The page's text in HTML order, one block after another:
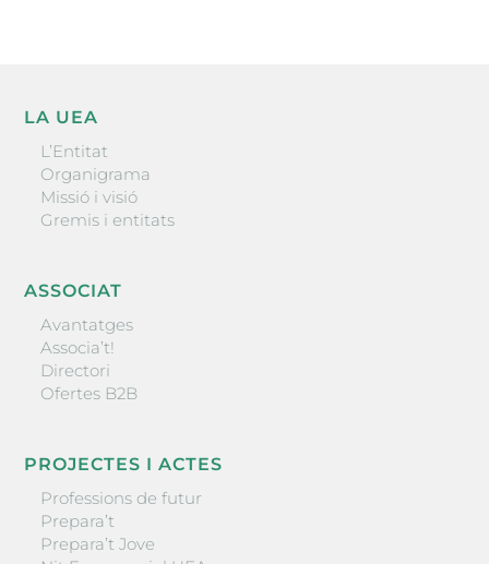
LA UEA
L’Entitat
Organigrama
Missió i visió
Gremis i entitats
ASSOCIAT
Avantatges
Associa’t!
Directori
Ofertes B2B
PROJECTES I ACTES
Professions de futur
Prepara’t
Prepara’t Jove